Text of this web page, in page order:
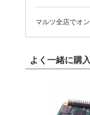
マルツ全店でオ
よく一緒に購